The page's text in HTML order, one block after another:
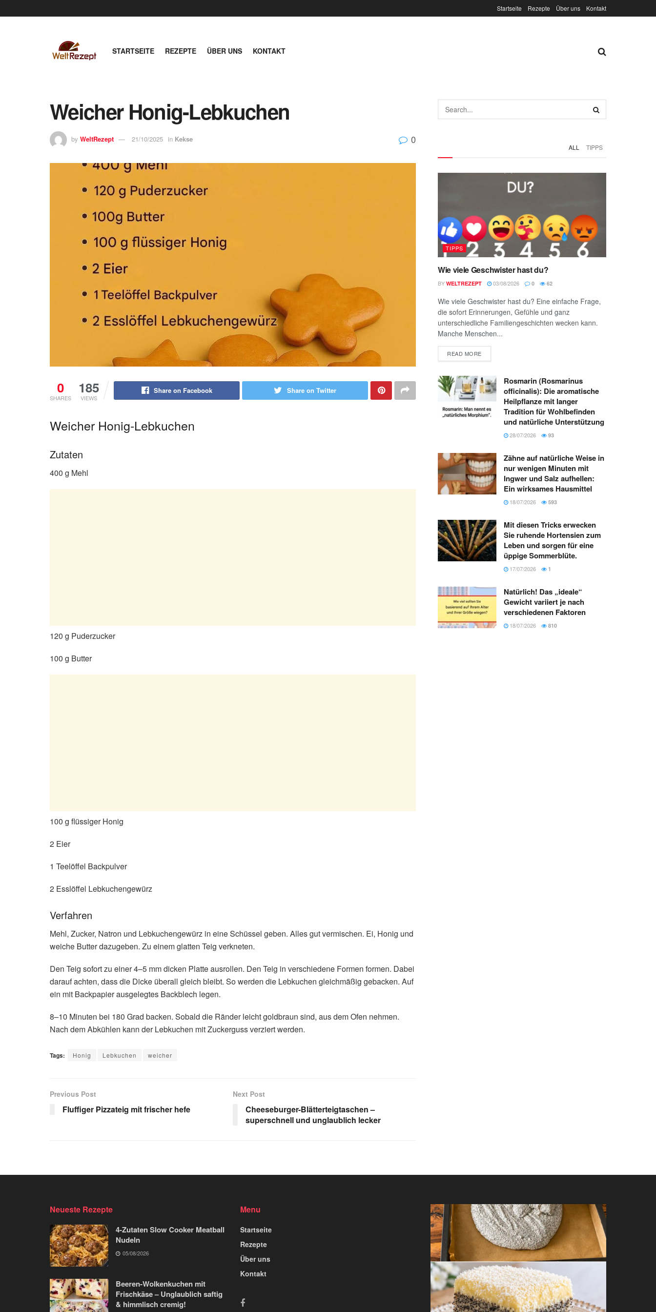
Startseite Rezepte Über uns Kontakt
STARTSEITE REZEPTE ÜBER UNS KONTAKT
Weicher Honig-Lebkuchen
by WeltRezept 21/10/2025 in Kekse 0
0
SHARES
185
VIEWS
Share on Facebook Share on Twitter
Weicher Honig-Lebkuchen
Zutaten
400 g Mehl
120 g Puderzucker
100 g Butter
100 g flüssiger Honig
2 Eier
1 Teelöffel Backpulver
2 Esslöffel Lebkuchengewürz
Verfahren
Mehl, Zucker, Natron und Lebkuchengewürz in eine Schüssel geben. Alles gut vermischen. Ei, Honig und
weiche Butter dazugeben. Zu einem glatten Teig verkneten.
Den Teig sofort zu einer 4–5 mm dicken Platte ausrollen. Den Teig in verschiedene Formen formen. Dabei
darauf achten, dass die Dicke überall gleich bleibt. So werden die Lebkuchen gleichmäßig gebacken. Auf
ein mit Backpapier ausgelegtes Backblech legen.
8–10 Minuten bei 180 Grad backen. Sobald die Ränder leicht goldbraun sind, aus dem Ofen nehmen.
Nach dem Abkühlen kann der Lebkuchen mit Zuckerguss verziert werden.
Tags: Honig Lebkuchen weicher
Previous Post
Fluffiger Pizzateig mit frischer hefe
Next Post
Cheeseburger-Blätterteigtaschen –
superschnell und unglaublich lecker
ALL TIPPS
TIPPS
Wie viele Geschwister hast du?
BY WELTREZEPT 03/08/2026 0 62
Wie viele Geschwister hast du? Eine einfache Frage,
die sofort Erinnerungen, Gefühle und ganz
unterschiedliche Familiengeschichten wecken kann.
Manche Menschen...
READ MORE
Rosmarin (Rosmarinus
officinalis): Die aromatische
Heilpflanze mit langer
Tradition für Wohlbefinden
und natürliche Unterstützung
28/07/2026 93
Zähne auf natürliche Weise in
nur wenigen Minuten mit
Ingwer und Salz aufhellen:
Ein wirksames Hausmittel
18/07/2026 593
Mit diesen Tricks erwecken
Sie ruhende Hortensien zum
Leben und sorgen für eine
üppige Sommerblüte.
17/07/2026 1
Natürlich! Das „ideale“
Gewicht variiert je nach
verschiedenen Faktoren
18/07/2026 810
Neueste Rezepte
4-Zutaten Slow Cooker Meatball
Nudeln
05/08/2026
Beeren-Wolkenkuchen mit
Frischkäse – Unglaublich saftig
& himmlisch cremig!
Menu
Startseite
Rezepte
Über uns
Kontakt